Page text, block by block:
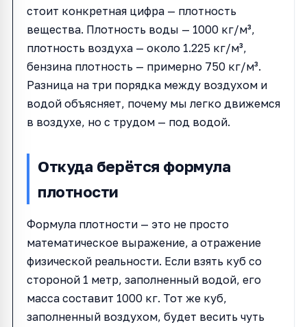
стоит конкретная цифра — плотность
вещества. Плотность воды — 1000 кг/м³,
плотность воздуха — около 1.225 кг/м³,
бензина плотность — примерно 750 кг/м³.
Разница на три порядка между воздухом и
водой объясняет, почему мы легко движемся
в воздухе, но с трудом — под водой.
Откуда берётся формула
плотности
Формула плотности — это не просто
математическое выражение, а отражение
физической реальности. Если взять куб со
стороной 1 метр, заполненный водой, его
масса составит 1000 кг. Тот же куб,
заполненный воздухом, будет весить чуть